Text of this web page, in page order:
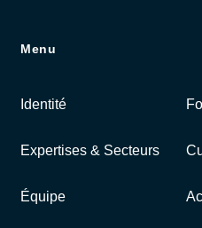
Menu
Identité
Expertises & Secteurs
Équipe